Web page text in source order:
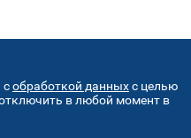
собработкой данныхс целью
в любой момент в